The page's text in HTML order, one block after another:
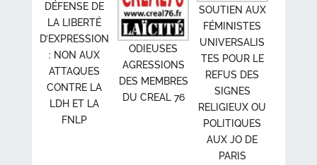
DÉFENSE DE
LA LIBERTÉ
D’EXPRESSION
: NON AUX
ATTAQUES
CONTRE LA
LDH ET LA
FNLP
ODIEUSES
AGRESSIONS
DES MEMBRES
DU CREAL 76
SOUTIEN AUX
FÉMINISTES
UNIVERSALIS
TES POUR LE
REFUS DES
SIGNES
RELIGIEUX OU
POLITIQUES
AUX JO DE
PARIS